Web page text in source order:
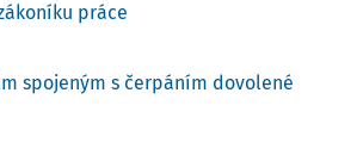
práce
spojeným s čerpáním dovolené